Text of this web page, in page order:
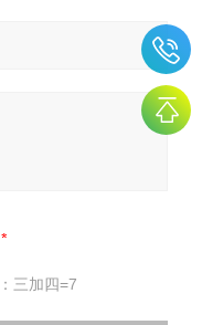
三加四=7